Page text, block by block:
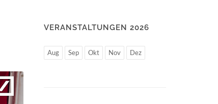
VERANSTALTUNGEN 2026
Aug Sep Okt Nov Dez